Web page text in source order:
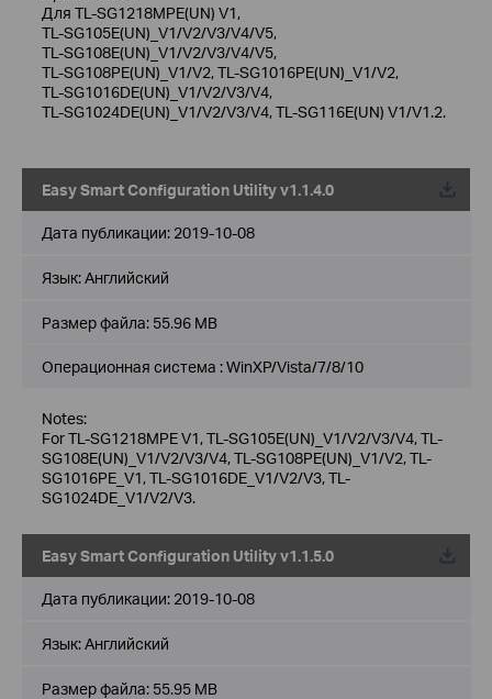
Для TL‑SG1218MPE(UN) V1,
TL‑SG105E(UN)_V1/V2/V3/V4/V5,
TL‑SG108E(UN)_V1/V2/V3/V4/V5,
TL‑SG108PE(UN)_V1/V2, TL‑SG1016PE(UN)_V1/V2,
TL‑SG1016DE(UN)_V1/V2/V3/V4,
TL‑SG1024DE(UN)_V1/V2/V3/V4, TL‑SG116E(UN) V1/V1.2.
Easy Smart Configuration Utility v1.1.4.0
Дата публикации: 2019-10-08
Язык:Английский
Размер файла: 55.96 MB
Операционная система : WinXP/Vista/7/8/10
Notes:
For TL-SG1218MPE V1, TL-SG105E(UN)_V1/V2/V3/V4, TL-
SG108E(UN)_V1/V2/V3/V4, TL-SG108PE(UN)_V1/V2, TL-
SG1016PE_V1, TL-SG1016DE_V1/V2/V3, TL-
SG1024DE_V1/V2/V3.
Easy Smart Configuration Utility v1.1.5.0
Дата публикации: 2019-10-08
Язык:Английский
Размер файла: 55.95 MB